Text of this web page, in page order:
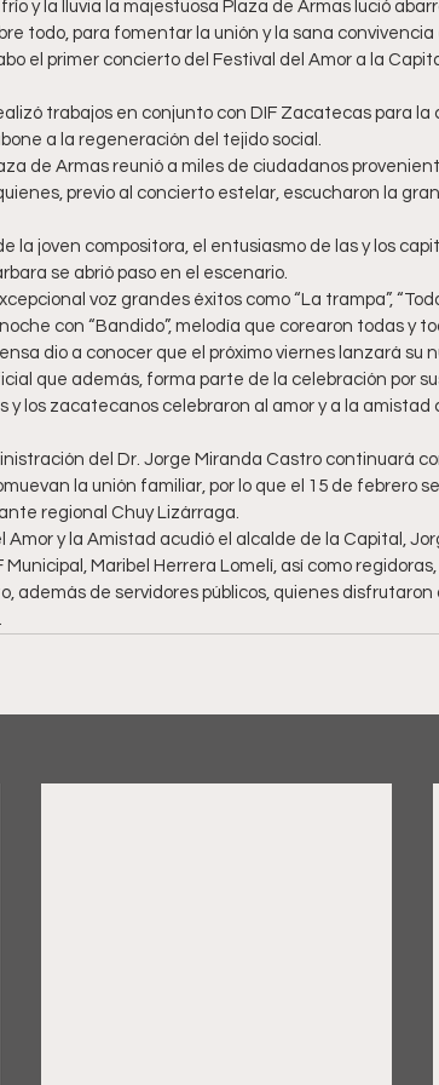
y la lluvia la majestuosa Plaza de Armas lució
todo, para fomentar la unión y la sana convivencia
el primer concierto del Festival del Amor a la
trabajos en conjunto con DIF Zacatecas para
a la regeneración del tejido social.
de Armas reunió a miles de ciudadanos
previo al concierto estelar, escucharon la
la joven compositora, el entusiasmo de las y los
se abrió paso en el escenario.
voz grandes éxitos como “La trampa”,
con “Bandido”, melodía que corearon todas y
dio a conocer que el próximo viernes lanzará su
que además, forma parte de la celebración por
y los zacatecanos celebraron al amor y a la
del Dr. Jorge Miranda Castro continuará
la unión familiar, por lo que el 15 de febrero
regional Chuy Lizárraga.
Amor y la Amistad acudió el alcalde de la Capital,
Maribel Herrera Lomelí, así como regidoras,
además de servidores públicos, quienes disfrutaron